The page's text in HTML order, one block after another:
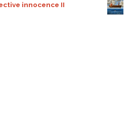
innocence II